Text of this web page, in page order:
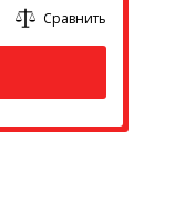
Сравнить